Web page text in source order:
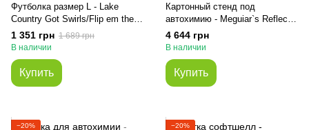
Футболка размер L - Lake
Country Got Swirls/Flip em the
Bird Perfect Blend Crew Tee
черный (LCM003)
1 351 грн 1 689 грн
В наличии
Купить
Картонный стенд под
автохимию - Meguiar`s Reflect
Your Passion 168x38x48 см.
желтый (FSDU) BPL226011/A
4 644 грн
В наличии
Купить
−20% −20%